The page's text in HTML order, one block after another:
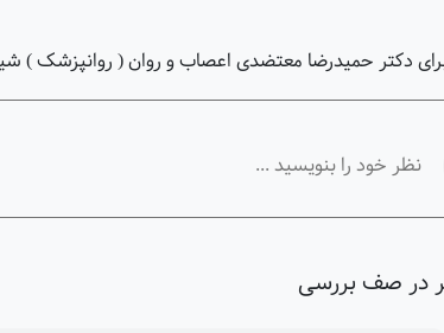
دکتر حمیدرضا معتضدی اعصاب و روان ( روانپزشک )